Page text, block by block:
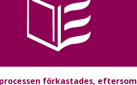
processen förkastades, eftersom